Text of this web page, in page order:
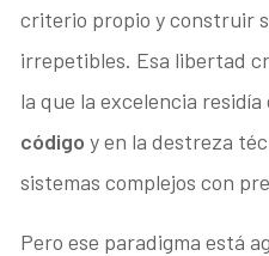
criterio propio y construir
irrepetibles. Esa libertad
la que la excelencia residía
código y en la destreza
sistemas complejos con
Pero ese paradigma está